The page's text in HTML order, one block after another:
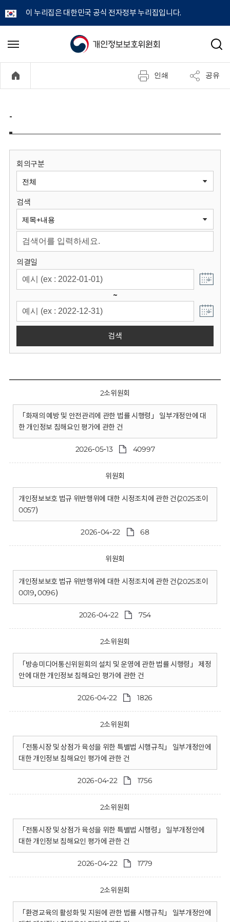
이 누리집은 대한민국 공식 전자정부 누리집입니다.
개
정
보
원
회
메
기
검
인쇄 공유
-
회의구분
검색
의결일
~
검색
2소위원회
「화재의 예방 및 안전관리에 관한 법률 시행령」 일부개정안에 대
한 개인정보 침해요인 평가에 관한 건
2026-05-13 40997
위원회
개인정보보호 법규 위반행위에 대한 시정조치에 관한 건(2025조이
0057)
2026-04-22 68
위원회
개인정보보호 법규 위반행위에 대한 시정조치에 관한 건(2025조이
0019, 0096)
2026-04-22 754
2소위원회
「방송미디어통신위원회의 설치 및 운영에 관한 법률 시행령」 제정
안에 대한 개인정보 침해요인 평가에 관한 건
2026-04-22 1826
2소위원회
「전통시장 및 상점가 육성을 위한 특별법 시행규칙」 일부개정안에
대한 개인정보 침해요인 평가에 관한 건
2026-04-22 1756
2소위원회
「전통시장 및 상점가 육성을 위한 특별법 시행령」 일부개정안에
대한 개인정보 침해요인 평가에 관한 건
2026-04-22 1779
2소위원회
「환경교육의 활성화 및 지원에 관한 법률 시행규칙」 일부개정안에